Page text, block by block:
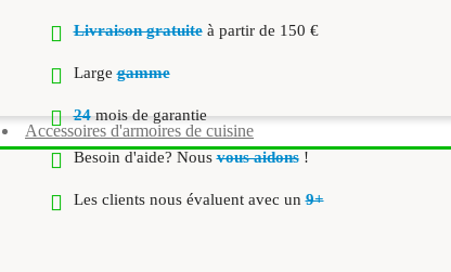
Accessoires d'armoires de cuisine
Livraison gratuiteà partir de 150 €
Largegamme
24mois de garantie
Besoin d'aide? Nousvous aidons!
Les clients nous évaluent avec un9+